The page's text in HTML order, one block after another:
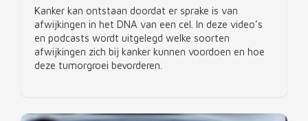
Kanker kan ontstaan doordat er sprake is van
afwijkingen in het DNA van een cel. In deze video’s
en podcasts wordt uitgelegd welke soorten
afwijkingen zich bij kanker kunnen voordoen en hoe
deze tumorgroei bevorderen.